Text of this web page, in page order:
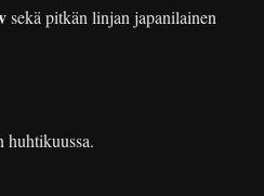
sekä pitkän linjan japanilainen
huhtikuussa.